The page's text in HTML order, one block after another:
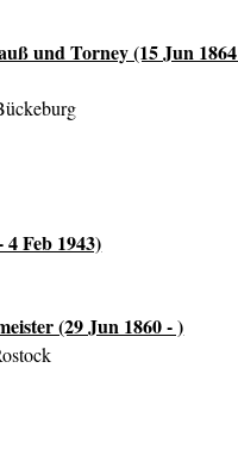
und Torney (15 Jun
Feb 1943)
(29 Jun 1860 - )